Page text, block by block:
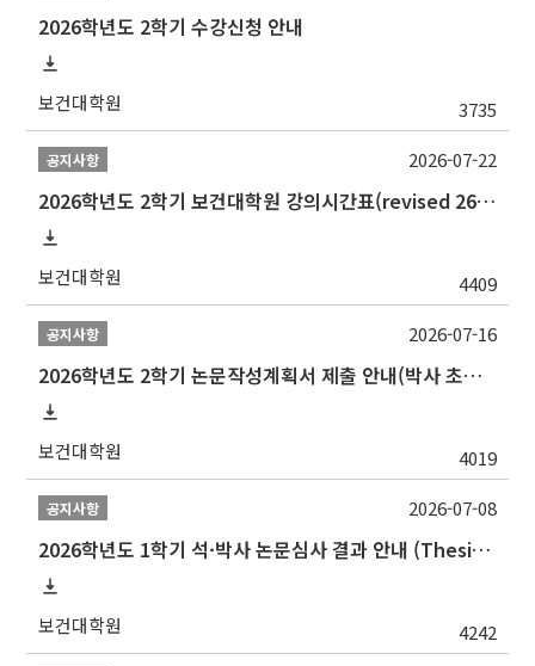
2026학년도 2학기 수강신청 안내
보건대학원 3735
공지사항
2026학년도 2학기 보건대학원 강의시간표(revised 260803)(2026 2nd SEMESTER SNU GSPH TIMETABLE)
보건대학원 4409
2026-07-22
공지사항
2026학년도 2학기 논문작성계획서 제출 안내(박사 초심 일정 포함)_Thesis Proposal
보건대학원 4019
2026-07-16
공지사항
2026학년도 1학기 석·박사 논문심사 결과 안내 (Thesis Defense Result)
보건대학원 4242
2026-07-08